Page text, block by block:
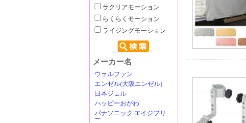
ラクリアモーション
らくらくモーション
ライジングモーション
メーカー名
ウェルファン
エンゼル(大阪エンゼル)
日本ジェル
ハッピーおがわ
パナソニック エイジフリ
ー